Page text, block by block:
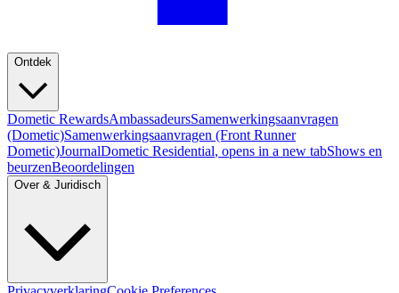
Ontdek
Dometic RewardsAmbassadeursSamenwerkingsaanvragen
(Dometic)Samenwerkingsaanvragen (Front Runner
Dometic)JournalDometic Residential, opens in a new tabShows en
beurzenBeoordelingen
Over & Juridisch